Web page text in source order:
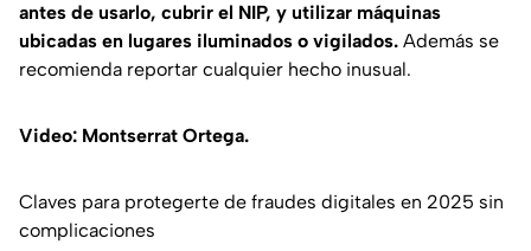
antes de usarlo, cubrir el NIP, y utilizar máquinas
ubicadas en lugares iluminados o vigilados. Además se
recomienda reportar cualquier hecho inusual.
Video: Montserrat Ortega.
Claves para protegerte de fraudes digitales en 2025 sin
complicaciones